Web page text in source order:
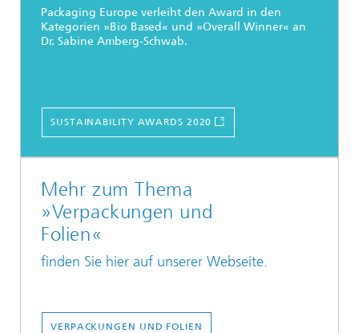
Packaging Europe verleiht den Award in den
Kategorien »Bio Based« und »Overall Winner« an
Dr. Sabine Amberg-Schwab.
SUSTAINABILITY AWARDS 2020
Mehr zum Thema
»Verpackungen und
Folien«
finden Sie hier auf unserer Webseite.
VERPACKUNGEN UND FOLIEN